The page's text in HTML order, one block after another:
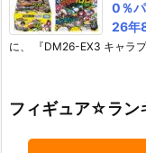
0％
26年
に、 『DM26-EX3 キャラ
フィギュア☆ラン